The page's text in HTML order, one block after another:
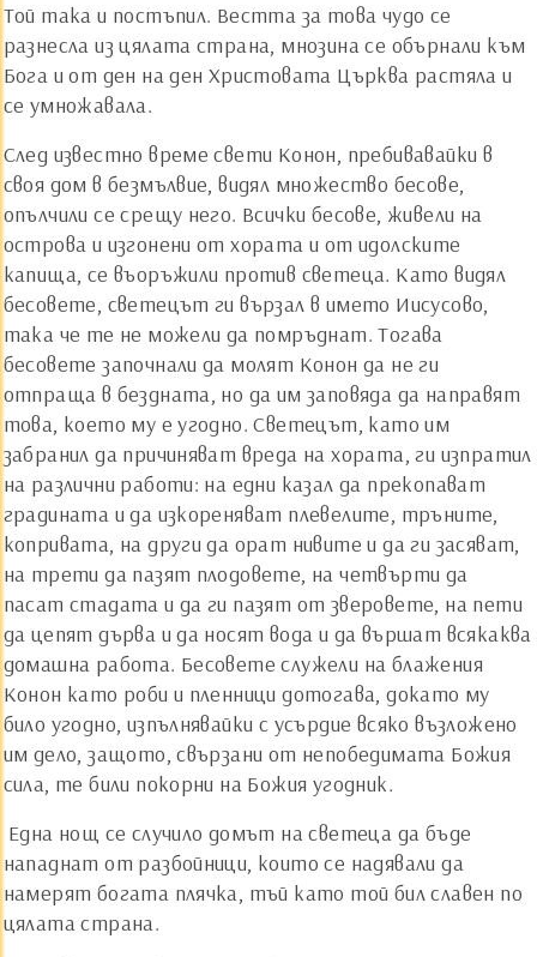
Той така и постъпил. Вестта за това чудо се
разнесла из цялата страна, мнозина се обърнали към
Бога и от ден на ден Христовата Църква растяла и
се умножавала.
След известно време свети Конон, пребивавайки в
своя дом в безмълвие, видял множество бесове,
опълчили се срещу него. Всички бесове, живели на
острова и изгонени от хората и от идолските
капища, се въоръжили против светеца. Като видял
бесовете, светецът ги вързал в името Иисусово,
така че те не можели да помръднат. Тогава
бесовете започнали да молят Конон да не ги
отпраща в бездната, но да им заповяда да направят
това, което му е угодно. Светецът, като им
забранил да причиняват вреда на хората, ги изпратил
на различни работи: на едни казал да прекопават
градината и да изкореняват плевелите, тръните,
копривата, на други да орат нивите и да ги засяват,
на трети да пазят плодовете, на четвърти да
пасат стадата и да ги пазят от зверовете, на пети
да цепят дърва и да носят вода и да вършат всякаква
домашна работа. Бесовете служели на блажения
Конон като роби и пленници дотогава, докато му
било угодно, изпълнявайки с усърдие всяко възложено
им дело, защото, свързани от непобедимата Божия
сила, те били покорни на Божия угодник.
Една нощ се случило домът на светеца да бъде
нападнат от разбойници, които се надявали да
намерят богата плячка, тъй като той бил славен по
цялата страна.